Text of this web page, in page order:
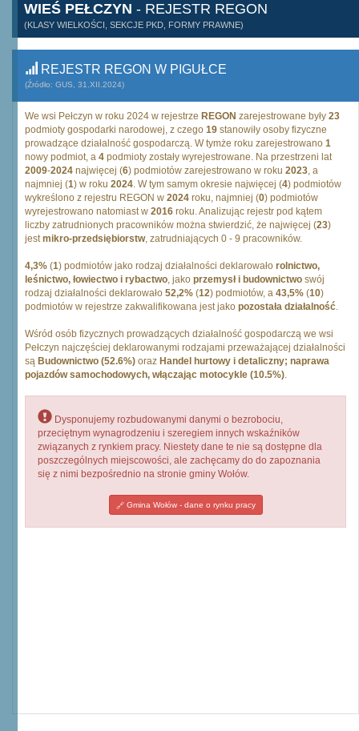
WIEŚ PEŁCZYN - REJESTR REGON
(KLASY WIELKOŚCI, SEKCJE PKD, FORMY PRAWNE)
REJESTR REGON W PIGUŁCE
(Źródło: GUS, 31.XII.2024)
We wsi Pełczyn w roku 2024 w rejestrze REGON zarejestrowane były 23
podmioty gospodarki narodowej, z czego 19 stanowiły osoby fizyczne
prowadzące działalność gospodarczą. W tymże roku zarejestrowano 1
nowy podmiot, a 4 podmioty zostały wyrejestrowane. Na przestrzeni lat
2009-2024 najwięcej (6) podmiotów zarejestrowano w roku 2023, a
najmniej (1) w roku 2024. W tym samym okresie najwięcej (4) podmiotów
wykreślono z rejestru REGON w 2024 roku, najmniej (0) podmiotów
wyrejestrowano natomiast w 2016 roku. Analizując rejestr pod kątem
liczby zatrudnionych pracowników można stwierdzić, że najwięcej (23)
jestmikro-przedsiębiorstw, zatrudniających 0 - 9 pracowników.
4,3% (1) podmiotów jako rodzaj działalności deklarowało rolnictwo,
leśnictwo, łowiectwo i rybactwo, jako przemysł i budownictwo swój
rodzaj działalności deklarowało 52,2% (12) podmiotów, a 43,5% (10)
podmiotów w rejestrze zakwalifikowana jest jako pozostała działalność.
Wśród osób fizycznych prowadzących działalność gospodarczą we wsi
Pełczyn najczęściej deklarowanymi rodzajami przeważającej działalności
są Budownictwo (52.6%) oraz Handel hurtowy i detaliczny; naprawa
pojazdów samochodowych, włączając motocykle (10.5%).
Dysponujemy rozbudowanymi danymi o bezrobociu,
przeciętnym wynagrodzeniu i szeregiem innych wskaźników
związanych z rynkiem pracy. Niestety dane te nie są dostępne dla
poszczególnych miejscowości, ale zachęcamy do do zapoznania
się z nimi bezpośrednio na stronie gminy Wołów.
Gmina Wołów - dane o rynku pracy